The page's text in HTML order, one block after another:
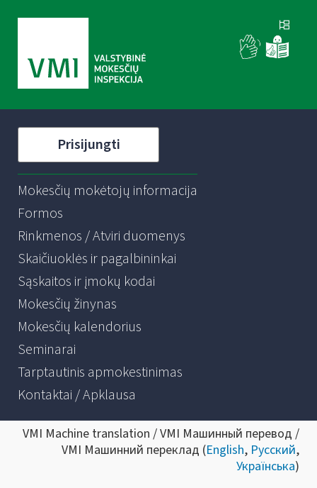
Prisijungti
Mokesčių mokėtojų informacija
Formos
Rinkmenos / Atviri duomenys
Skaičiuoklės ir pagalbininkai
Sąskaitos ir įmokų kodai
Mokesčių žinynas
Mokesčių kalendorius
Seminarai
Tarptautinis apmokestinimas
Kontaktai / Apklausa
VMI Machine translation / VMI Машинный перевод /
VMI Машинний переклад (English, Русский,
Українська)